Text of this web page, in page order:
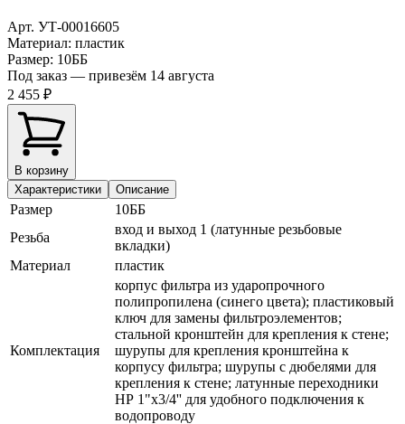
Арт. УТ-00016605
Материал: пластик
Размер: 10ББ
Под заказ — привезём 14 августа
2 455 ₽
В корзину
Характеристики
Описание
Размер
10ББ
Резьба
вход и выход 1 (латунные резьбовые
вкладки)
Материал
пластик
Комплектация
корпус фильтра из ударопрочного
полипропилена (синего цвета); пластиковый
ключ для замены фильтроэлементов;
стальной кронштейн для крепления к стене;
шурупы для крепления кронштейна к
корпусу фильтра; шурупы с дюбелями для
крепления к стене; латунные переходники
НР 1"х3/4'' для удобного подключения к
водопроводу